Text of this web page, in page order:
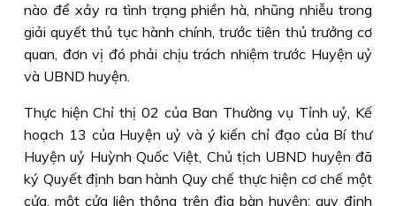
nào để xảy ra tình trạng phiền hà, nhũng nhiễu trong
giải quyết thủ tục hành chính, trước tiên thủ trưởng cơ
quan, đơn vị đó phải chịu trách nhiệm trước Huyện uỷ
và UBND huyện.
Thực hiện Chỉ thị 02 của Ban Thường vụ Tỉnh uỷ, Kế
hoạch 13 của Huyện uỷ và ý kiến chỉ đạo của Bí thư
Huyện uỷ Huỳnh Quốc Việt, Chủ tịch UBND huyện đã
ký Quyết định ban hành Quy chế thực hiện cơ chế một
cửa, một cửa liên thông trên địa bàn huyện; quy định